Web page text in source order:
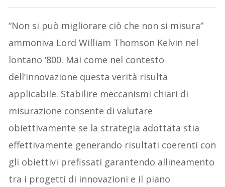
“Non si può migliorare ciò che non si misura”
ammoniva Lord William Thomson Kelvin nel
lontano ‘800. Mai come nel contesto
dell’innovazione questa verità risulta
applicabile. Stabilire meccanismi chiari di
misurazione consente di valutare
obiettivamente se la strategia adottata stia
effettivamente generando risultati coerenti con
gli obiettivi prefissati garantendo allineamento
tra i progetti di innovazioni e il piano